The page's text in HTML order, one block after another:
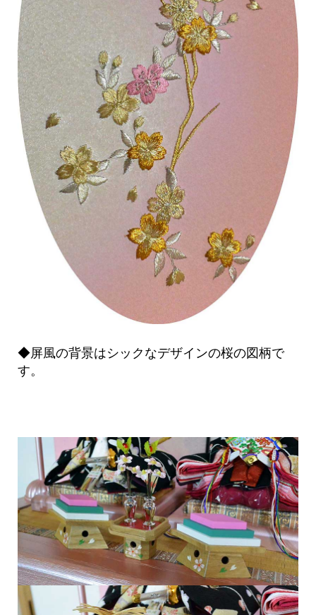
◆屏風の背景はシックなデザインの桜の図柄で
す。